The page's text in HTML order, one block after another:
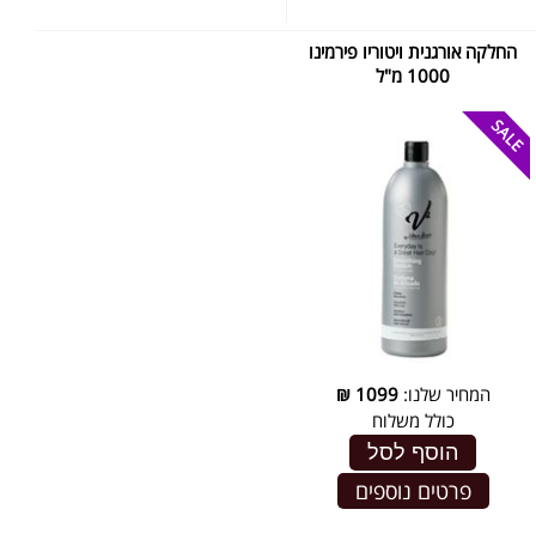
החלקה אורגנית ויטוריו פירמינו
1000 מ"ל
המחיר שלנו:1099
₪
כולל משלוח
הוסף לסל
פרטים נוספים